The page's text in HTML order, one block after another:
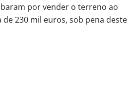
por vender o terreno ao
230 mil euros, sob pena deste